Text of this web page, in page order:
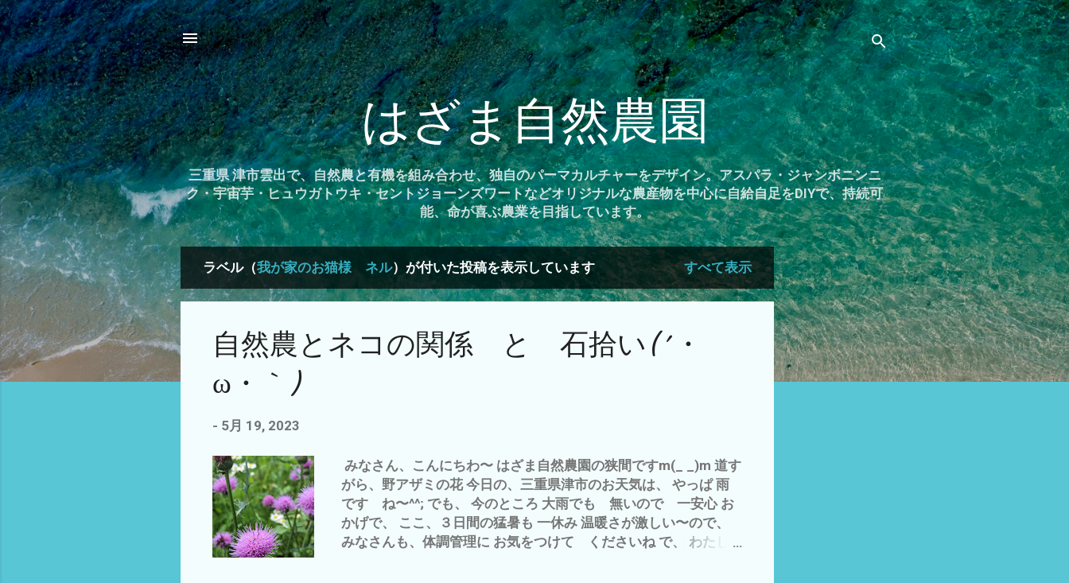
スキップしてメイン コンテンツに移動
はざま自然農園
三重県 津市雲出で、自然農と有機を組み合わせ、独自のパーマカルチャーをデザイン。アスパラ・ジャンボニンニ
ク・宇宙芋・ヒュウガトウキ・セントジョーンズワートなどオリジナルな農産物を中心に自給自足をDIYで、持続可
能、命が喜ぶ農業を目指しています。
稿
ラベル（我が家のお猫様 ネル）が付いた投稿を表示しています すべて表示
自然農とネコの関係 と 石拾い(´・
ω・｀)
- 5月 19, 2023
みなさん、こんにちわ〜 はざま自然農園の狭間ですm(_ _)m 道す
がら、野アザミの花 今日の、三重県津市のお天気は、 やっぱ 雨
です ね〜^^; でも、 今のところ 大雨でも 無いので 一安心 お
かげで、 ここ、３日間の猛暑も 一休み 温暖さが激しい〜ので、
みなさんも、体調管理に お気をつけて くださいね で、 わたし